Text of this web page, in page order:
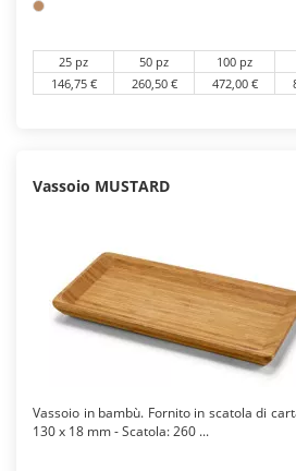
25 pz 50 pz 100 pz
146,75 €
260,50 € 472,00 €
Vassoio MUSTARD
Vassoio in bambù. Fornito in scatola di
130 x 18 mm - Scatola: 260 ...